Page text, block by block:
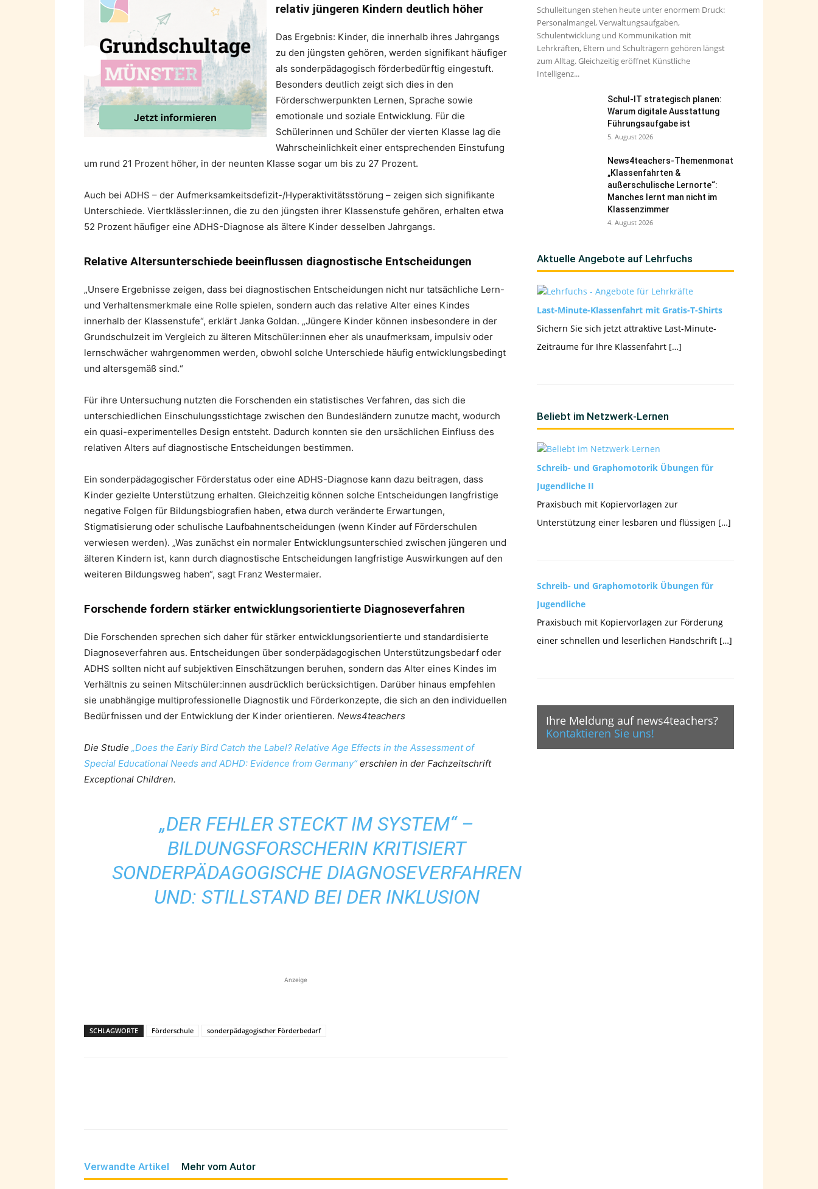
relativ jüngeren Kindern deutlich höher
Das Ergebnis: Kinder, die innerhalb ihres Jahrgangs
zu den jüngsten gehören, werden signifikant häufiger
als sonderpädagogisch förderbedürftig eingestuft.
Besonders deutlich zeigt sich dies in den
Förderschwerpunkten Lernen, Sprache sowie
emotionale und soziale Entwicklung. Für die
Schülerinnen und Schüler der vierten Klasse lag die
Wahrscheinlichkeit einer entsprechenden Einstufung
um rund 21 Prozent höher, in der neunten Klasse sogar um bis zu 27 Prozent.
Auch bei ADHS – der Aufmerksamkeitsdefizit-/Hyperaktivitätsstörung – zeigen sich signifikante
Unterschiede. Viertklässler:innen, die zu den jüngsten ihrer Klassenstufe gehören, erhalten etwa
52 Prozent häufiger eine ADHS-Diagnose als ältere Kinder desselben Jahrgangs.
Relative Altersunterschiede beeinflussen diagnostische Entscheidungen
„Unsere Ergebnisse zeigen, dass bei diagnostischen Entscheidungen nicht nur tatsächliche Lern-
und Verhaltensmerkmale eine Rolle spielen, sondern auch das relative Alter eines Kindes
innerhalb der Klassenstufe“, erklärt Janka Goldan. „Jüngere Kinder können insbesondere in der
Grundschulzeit im Vergleich zu älteren Mitschüler:innen eher als unaufmerksam, impulsiv oder
lernschwächer wahrgenommen werden, obwohl solche Unterschiede häufig entwicklungsbedingt
und altersgemäß sind.“
Für ihre Untersuchung nutzten die Forschenden ein statistisches Verfahren, das sich die
unterschiedlichen Einschulungsstichtage zwischen den Bundesländern zunutze macht, wodurch
ein quasi-experimentelles Design entsteht. Dadurch konnten sie den ursächlichen Einfluss des
relativen Alters auf diagnostische Entscheidungen bestimmen.
Ein sonderpädagogischer Förderstatus oder eine ADHS-Diagnose kann dazu beitragen, dass
Kinder gezielte Unterstützung erhalten. Gleichzeitig können solche Entscheidungen langfristige
negative Folgen für Bildungsbiografien haben, etwa durch veränderte Erwartungen,
Stigmatisierung oder schulische Laufbahnentscheidungen (wenn Kinder auf Förderschulen
verwiesen werden). „Was zunächst ein normaler Entwicklungsunterschied zwischen jüngeren und
älteren Kindern ist, kann durch diagnostische Entscheidungen langfristige Auswirkungen auf den
weiteren Bildungsweg haben“, sagt Franz Westermaier.
Forschende fordern stärker entwicklungsorientierte Diagnoseverfahren
Die Forschenden sprechen sich daher für stärker entwicklungsorientierte und standardisierte
Diagnoseverfahren aus. Entscheidungen über sonderpädagogischen Unterstützungsbedarf oder
ADHS sollten nicht auf subjektiven Einschätzungen beruhen, sondern das Alter eines Kindes im
Verhältnis zu seinen Mitschüler:innen ausdrücklich berücksichtigen. Darüber hinaus empfehlen
sie unabhängige multiprofessionelle Diagnostik und Förderkonzepte, die sich an den individuellen
Bedürfnissen und der Entwicklung der Kinder orientieren. News4teachers
Die Studie „Does the Early Bird Catch the Label? Relative Age Effects in the Assessment of
Special Educational Needs and ADHD: Evidence from Germany“erschien in der Fachzeitschrift
Exceptional Children.
„DER FEHLER STECKT IM SYSTEM“ –
BILDUNGSFORSCHERIN KRITISIERT
SONDERPÄDAGOGISCHE DIAGNOSEVERFAHREN
UND: STILLSTAND BEI DER INKLUSION
Anzeige
SCHLAGWORTE Förderschule sonderpädagogischer Förderbedarf
Verwandte Artikel Mehr vom Autor
Schulleitungen stehen heute unter enormem Druck:
Personalmangel, Verwaltungsaufgaben,
Schulentwicklung und Kommunikation mit
Lehrkräften, Eltern und Schulträgern gehören längst
zum Alltag. Gleichzeitig eröffnet Künstliche
Intelligenz...
Schul-IT strategisch planen:
Warum digitale Ausstattung
Führungsaufgabe ist
5. August 2026
News4teachers-Themenmonat
„Klassenfahrten &
außerschulische Lernorte“:
Manches lernt man nicht im
Klassenzimmer
4. August 2026
Aktuelle Angebote auf Lehrfuchs
Last-Minute-Klassenfahrt mit Gratis-T-Shirts
Sichern Sie sich jetzt attraktive Last-Minute-
Zeiträume für Ihre Klassenfahrt […]
Beliebt im Netzwerk-Lernen
Schreib- und Graphomotorik Übungen für
Jugendliche II
Praxisbuch mit Kopiervorlagen zur
Unterstützung einer lesbaren und flüssigen […]
Schreib- und Graphomotorik Übungen für
Jugendliche
Praxisbuch mit Kopiervorlagen zur Förderung
einer schnellen und leserlichen Handschrift […]
Ihre Meldung auf news4teachers?
Kontaktieren Sie uns!